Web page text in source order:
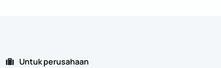
Untuk perusahaan